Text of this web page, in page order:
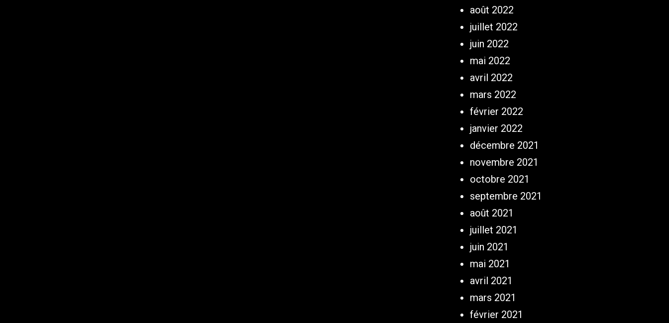
août 2022
juillet 2022
juin 2022
mai 2022
avril 2022
mars 2022
février 2022
janvier 2022
décembre 2021
novembre 2021
octobre 2021
septembre 2021
août 2021
juillet 2021
juin 2021
mai 2021
avril 2021
mars 2021
février 2021